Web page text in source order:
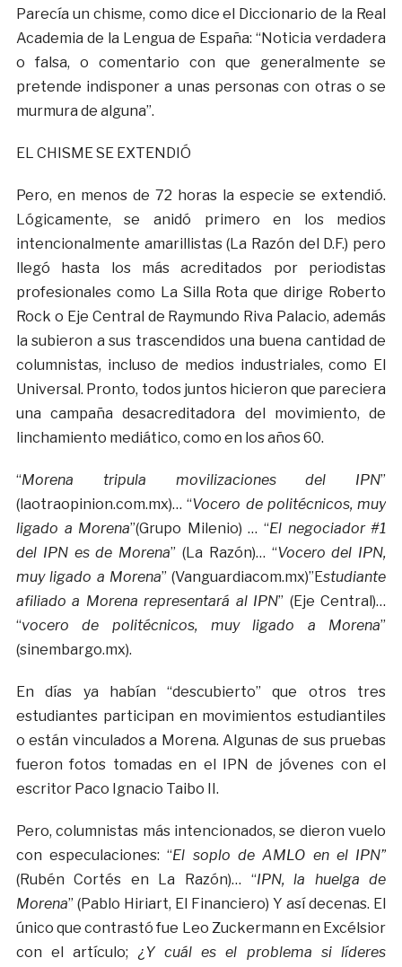
Parecía un chisme, como dice el Diccionario de la Real
Academia de la Lengua de España: “Noticia verdadera
o falsa, o comentario con que generalmente se
pretende indisponer a unas personas con otras o se
murmura de alguna”.
EL CHISME SE EXTENDIÓ
Pero, en menos de 72 horas la especie se extendió.
Lógicamente, se anidó primero en los medios
intencionalmente amarillistas (La Razón del D.F.) pero
llegó hasta los más acreditados por periodistas
profesionales como La Silla Rota que dirige Roberto
Rock o Eje Central de Raymundo Riva Palacio, además
la subieron a sus trascendidos una buena cantidad de
columnistas, incluso de medios industriales, como El
Universal. Pronto, todos juntos hicieron que pareciera
una campaña desacreditadora del movimiento, de
linchamiento mediático, como en los años 60.
“Morena tripula movilizaciones del IPN”
(laotraopinion.com.mx)… “Vocero de politécnicos, muy
ligado a Morena”(Grupo Milenio) … “El negociador #1
del IPN es de Morena” (La Razón)… “Vocero del IPN,
muy ligado a Morena” (Vanguardiacom.mx)”Estudiante
afiliado a Morena representará al IPN” (Eje Central)…
“vocero de politécnicos, muy ligado a Morena”
(sinembargo.mx).
En días ya habían “descubierto” que otros tres
estudiantes participan en movimientos estudiantiles
o están vinculados a Morena. Algunas de sus pruebas
fueron fotos tomadas en el IPN de jóvenes con el
escritor Paco Ignacio Taibo II.
Pero, columnistas más intencionados, se dieron vuelo
con especulaciones: “El soplo de AMLO en el IPN”
(Rubén Cortés en La Razón)… “IPN, la huelga de
Morena” (Pablo Hiriart, El Financiero) Y así decenas. El
único que contrastó fue Leo Zuckermann en Excélsior
con el artículo; ¿Y cuál es el problema si líderes